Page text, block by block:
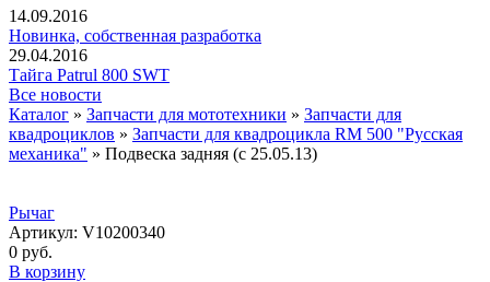
14.09.2016
Новинка, собственная разработка
29.04.2016
Тайга Patrul 800 SWT
Все новости
Каталог » Запчасти для мототехники » Запчасти для
квадроциклов » Запчасти для квадроцикла RM 500 "Русская
механика" » Подвеска задняя (с 25.05.13)
Рычаг
Артикул: V10200340
0 руб.
В корзину